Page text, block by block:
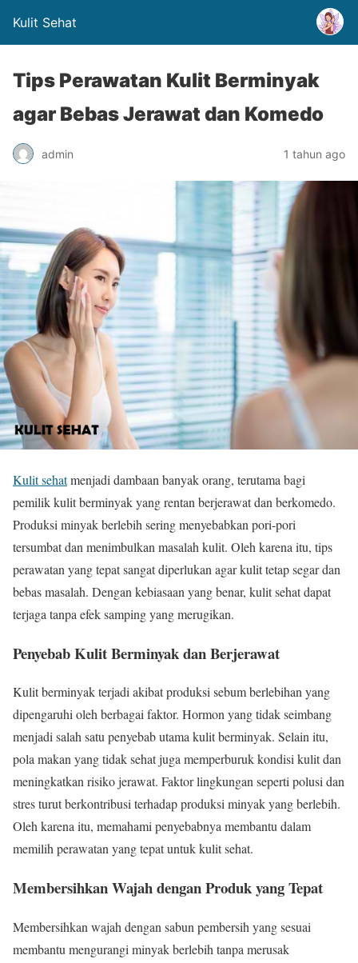
Kulit Sehat
Tips Perawatan Kulit Berminyak
agar Bebas Jerawat dan Komedo
admin 1 tahun ago
Kulit sehatmenjadi dambaan banyak orang, terutama bagi
pemilik kulit berminyak yang rentan berjerawat dan berkomedo.
Produksi minyak berlebih sering menyebabkan pori-pori
tersumbat dan menimbulkan masalah kulit. Oleh karena itu, tips
perawatan yang tepat sangat diperlukan agar kulit tetap segar dan
bebas masalah. Dengan kebiasaan yang benar, kulit sehat dapat
terjaga tanpa efek samping yang merugikan.
Penyebab Kulit Berminyak dan Berjerawat
Kulit berminyak terjadi akibat produksi sebum berlebihan yang
dipengaruhi oleh berbagai faktor. Hormon yang tidak seimbang
menjadi salah satu penyebab utama kulit berminyak. Selain itu,
pola makan yang tidak sehat juga memperburuk kondisi kulit dan
meningkatkan risiko jerawat. Faktor lingkungan seperti polusi dan
stres turut berkontribusi terhadap produksi minyak yang berlebih.
Oleh karena itu, memahami penyebabnya membantu dalam
memilih perawatan yang tepat untuk kulit sehat.
Membersihkan Wajah dengan Produk yang Tepat
Membersihkan wajah dengan sabun pembersih yang sesuai
membantu mengurangi minyak berlebih tanpa merusak